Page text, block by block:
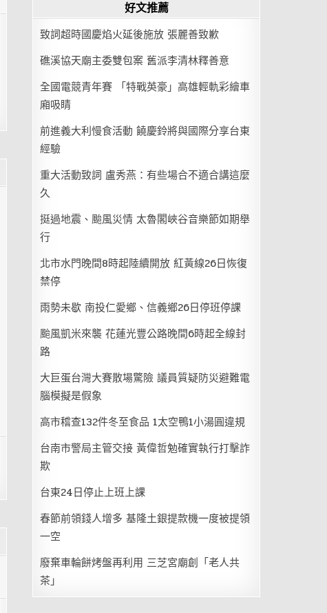
好文推薦
致詞超時國慶焰火延後施放 張麗善致歉
礁溪協天廟主委雙包案 舊派李清林釋善意
全國電競青年賽 「特戰英豪」高雄輕軌彩繪車
廂吸睛
前進義大利慢食活動 饒慶鈴將與國際分享台東
經驗
重大活動致詞 盧秀燕：有些場合不適合講這麼
久
挺過地震、颱風災情 太魯閣峽谷音樂節如期舉
行
北市水門晚間8時起陸續開放 紅黃線26日恢復
禁停
雨勢未歇 南投仁愛鄉、信義鄉26日停班停課
颱風凱米來襲 花蓮光豐公路晚間6時起全線封
路
大巨蛋台灣大賽散場驚險 議員質疑防災避難電
腦模擬是假象
高市稽查132件冬至食品 1太空鴨1小湯圓違規
台南市警局主管交接 黃偉哲勉確實執行打擊詐
欺
台東24日停止上班上課
春節前領錢人增多 基隆土銀提款機一度被提領
一空
廢棄車輪餅烤盤再利用 三芝宮廟創「老人共
茶」